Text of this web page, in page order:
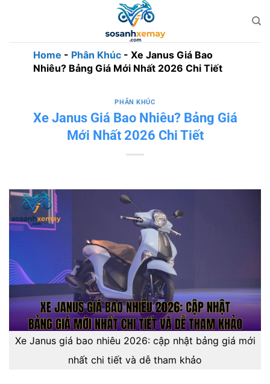
Home - Phân Khúc - Xe Janus Giá Bao
Nhiêu? Bảng Giá Mới Nhất 2026 Chi Tiết
PHÂN KHÚC
Xe Janus Giá Bao Nhiêu? Bảng Giá
Mới Nhất 2026 Chi Tiết
Xe Janus giá bao nhiêu 2026: cập nhật bảng giá mới
nhất chi tiết và dễ tham khảo